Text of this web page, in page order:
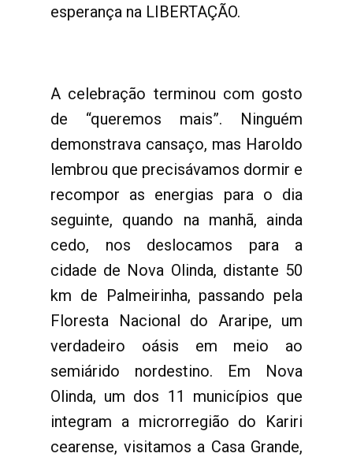
esperança na LIBERTAÇÃO.
A celebração terminou com gosto
de “queremos mais”. Ninguém
demonstrava cansaço, mas Haroldo
lembrou que precisávamos dormir e
recompor as energias para o dia
seguinte, quando na manhã, ainda
cedo, nos deslocamos para a
cidade de Nova Olinda, distante 50
km de Palmeirinha, passando pela
Floresta Nacional do Araripe, um
verdadeiro oásis em meio ao
semiárido nordestino. Em Nova
Olinda, um dos 11 municípios que
integram a microrregião do Kariri
cearense, visitamos a Casa Grande,